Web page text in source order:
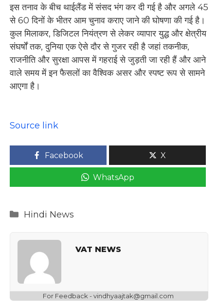
इस तनाव के बीच थाईलैंड में संसद भंग कर दी गई है और अगले 45
से 60 दिनों के भीतर आम चुनाव कराए जाने की घोषणा की गई है।
कुल मिलाकर, डिजिटल नियंत्रण से लेकर व्यापार युद्ध और क्षेत्रीय
संघर्षों तक, दुनिया एक ऐसे दौर से गुजर रही है जहां तकनीक,
राजनीति और सुरक्षा आपस में गहराई से जुड़ती जा रही हैं और आने
वाले समय में इन फैसलों का वैश्विक असर और स्पष्ट रूप से सामने
आएगा है।
Source link
Facebook X
WhatsApp
Categories
Hindi News
VAT NEWS
For Feedback - vindhyaajtak@gmail.com